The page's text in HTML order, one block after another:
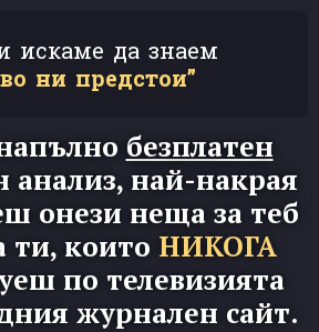
искаме да знаем
ни предстои”
безплатен
анализ, най-накрая
онези неща за теб
ти, които НИКОГА
по телевизията
журнален сайт.